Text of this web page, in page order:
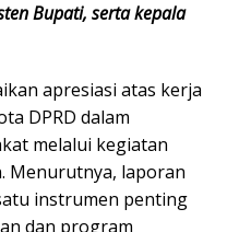
Bupati, serta kepala
apresiasi atas kerja
DPRD dalam
melalui kegiatan
Menurutnya, laporan
instrumen penting
dan program